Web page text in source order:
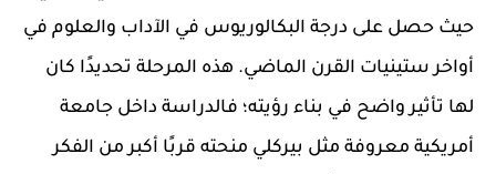
حيث حصل على درجة البكالوريوس في الآداب والعلوم في
أواخر ستينيات القرن الماضي. هذه المرحلة تحديدًا كان
لها تأثير واضح في بناء رؤيته؛ فالدراسة داخل جامعة
أمريكية معروفة مثل بيركلي منحته قربًا أكبر من الفكر